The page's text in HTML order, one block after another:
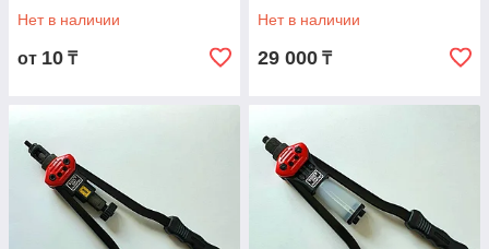
Нет в наличии
от 10 ₸
Нет в наличии
29 000 ₸